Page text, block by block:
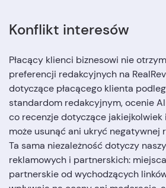
Konflikt interesów
Płacący klienci biznesowi nie
preferencji redakcyjnych na
dotyczące płacącego klienta
standardom redakcyjnym, ocenie
co recenzje dotyczące jakiejkolwiek
może usunąć ani ukryć negatywnej
Ta sama niezależność dotyczy
reklamowych i partnerskich:
partnerskie od wychodzących